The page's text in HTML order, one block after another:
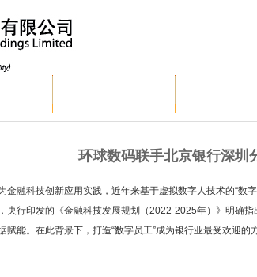
环球数码联手北京银行深圳
金融科技创新应用实践，近年来基于虚拟数字人技术的“数
央行印发的《金融科技发展规划（2022-2025年）》明确
赋能。在此背景下，打造“数字员工”成为银行业最受欢迎的